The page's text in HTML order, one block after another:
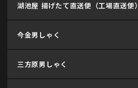
湖池屋 揚げたて直送便（工場直送便）
今金男しゃく
三方原男しゃく